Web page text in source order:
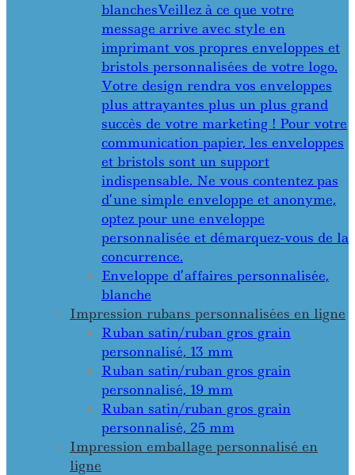
blanchesVeillez à ce que votre
message arrive avec style en
imprimant vos propres enveloppes et
bristols personnalisées de votre logo.
Votre design rendra vos enveloppes
plus attrayantes plus un plus grand
succès de votre marketing ! Pour votre
communication papier, les enveloppes
et bristols sont un support
indispensable. Ne vous contentez pas
d’une simple enveloppe et anonyme,
optez pour une enveloppe
personnalisée et démarquez-vous de la
concurrence.
Enveloppe d’affaires personnalisée,
blanche
Impression rubans personnalisées en ligne
Ruban satin/ruban gros grain
personnalisé, 13 mm
Ruban satin/ruban gros grain
personnalisé, 19 mm
Ruban satin/ruban gros grain
personnalisé, 25 mm
Impression emballage personnalisé en
ligne